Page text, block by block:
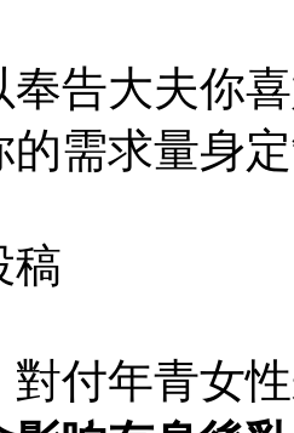
奉告大夫你
的需求量身
稿
對付年青女